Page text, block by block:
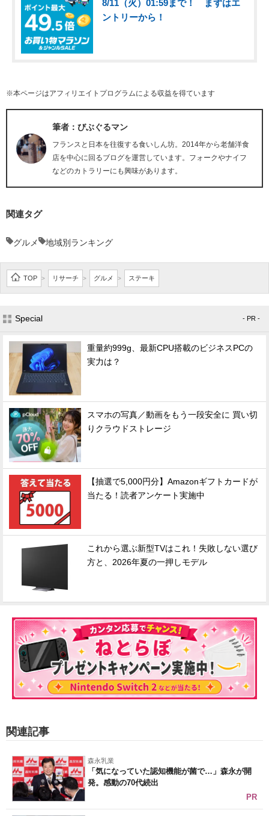
8/11（火）01:59まで！ まずはエ
ントリーから！
※本ページはアフィリエイトプログラムによる収益を得ています
筆者：びぶぐるマン
フランスと日本を往復する食いしん坊。2014年から老舗洋食
店を中心に回るブログを運営しています。フォークやナイフ
などのカトラリーにも興味があります。
関連タグ
グルメ 地域別ランキング
TOP > リサーチ > グルメ > ステーキ
Special - PR -
重量約999g、最新CPU搭載のビジネスPCの
実力は？
スマホの写真／動画をもう一段安全に 買い切
りクラウドストレージ
【抽選で5,000円分】Amazonギフトカードが
当たる！読者アンケート実施中
これから選ぶ新型TVはこれ！失敗しない選び
方と、2026年夏の一押しモデル
関連記事
森永乳業
「気になっていた認知機能が菌で…」森永が開
発。感動の70代続出
PR